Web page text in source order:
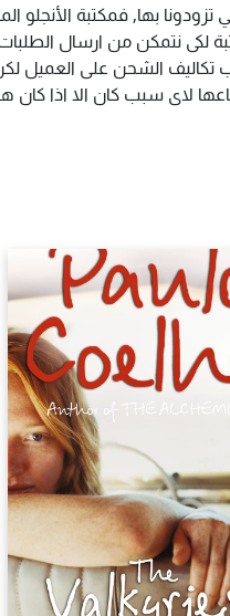
بها, فمكتبة
نتمكن من ارسال
الشحن على العميل
لاى سبب كان الا اذا